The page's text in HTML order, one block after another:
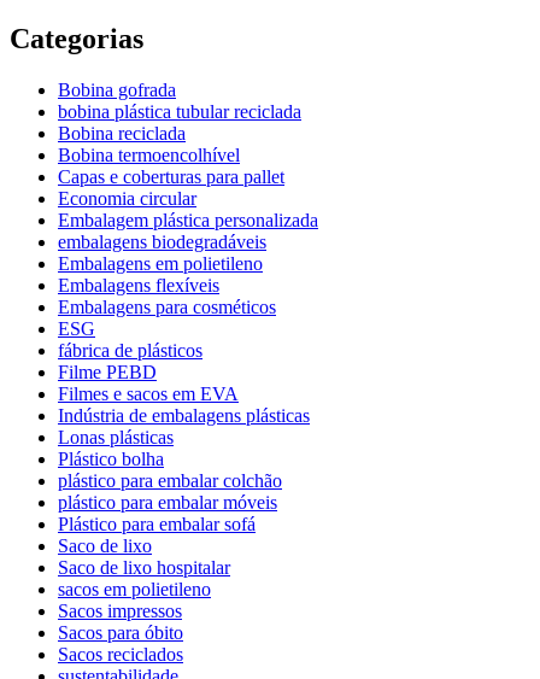
Categorias
Bobina gofrada
bobina plástica tubular reciclada
Bobina reciclada
Bobina termoencolhível
Capas e coberturas para pallet
Economia circular
Embalagem plástica personalizada
embalagens biodegradáveis
Embalagens em polietileno
Embalagens flexíveis
Embalagens para cosméticos
ESG
fábrica de plásticos
Filme PEBD
Filmes e sacos em EVA
Indústria de embalagens plásticas
Lonas plásticas
Plástico bolha
plástico para embalar colchão
plástico para embalar móveis
Plástico para embalar sofá
Saco de lixo
Saco de lixo hospitalar
sacos em polietileno
Sacos impressos
Sacos para óbito
Sacos reciclados